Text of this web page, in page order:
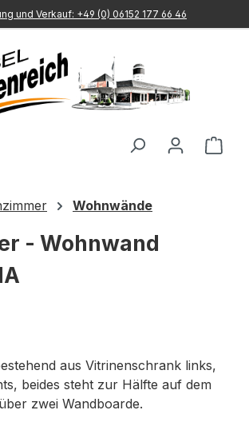
und Verkauf: +49 (0) 06152 177 66 46
Wohnwände
- Wohnwand